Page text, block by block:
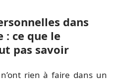
dans
: ce que le
pas savoir
rien à faire dans un